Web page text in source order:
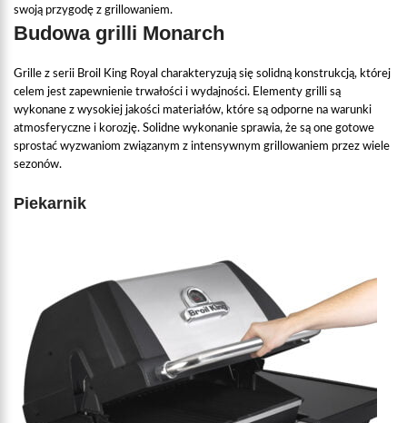
swoją przygodę z grillowaniem.
Budowa grilli Monarch
Grille z serii Broil King Royal charakteryzują się solidną konstrukcją, której
celem jest zapewnienie trwałości i wydajności. Elementy grilli są
wykonane z wysokiej jakości materiałów, które są odporne na warunki
atmosferyczne i korozję. Solidne wykonanie sprawia, że są one gotowe
sprostać wyzwaniom związanym z intensywnym grillowaniem przez wiele
sezonów.
Piekarnik